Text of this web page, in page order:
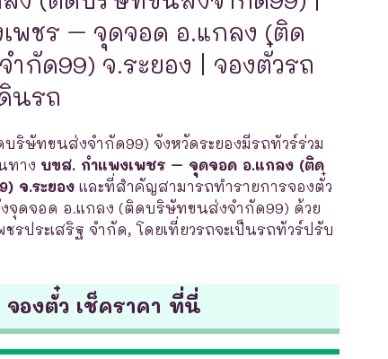
พชร – จุดจอด อ.แกลง (ติด
กัด99) จ.ระยอง | จองตั๋วรถ
นรถ
ริษัทขนส่งจำกัด99) จังหวัดระยองมีรถทัวร์ร่วม
ทาง บขส. กำแพงเพชร – จุดจอด อ.แกลง (ติด
จ.ระยอง และที่สำคัญสามารถทำรายการจองตั๋ว
จุดจอด อ.แกลง (ติดบริษัทขนส่งจำกัด99) ด้วย
รประเสริฐ จำกัด, โดยเที่ยวรถจะเป็นรถทัวร์ปรับ
จองตั๋ว เช็คราคา ที่นี่